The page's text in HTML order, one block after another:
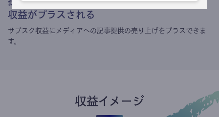
収益がプラスされる
サブスク収益にメディアへの記事提供の売り上げをプラスできま
す。
収益イメージ